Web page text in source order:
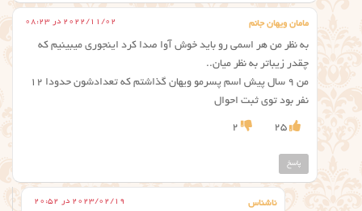
مامان ویهان جانم 2022/11/02 در 08:23
به نظر من هر اسمی رو باید خوش آوا صدا کرد اینجوری میبینیم که
چقدر زیباتر به نظر میان..
من ۹ سال پیش اسم پسرمو ویهان گذاشتم که تعدادشون حدودا ۱۲
نفر بود توی ثبت احوال
25
2
پاسخ
ناشناس 2023/02/19 در 20:52